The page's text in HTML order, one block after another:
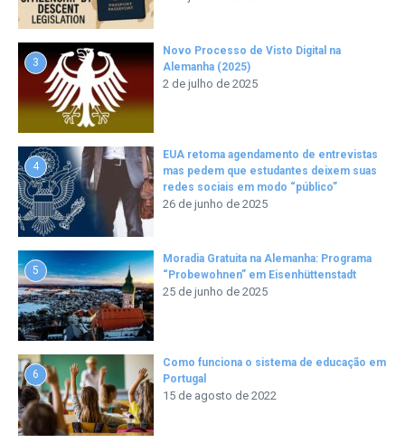
3
Novo Processo de Visto Digital na
Alemanha (2025)
2 de julho de 2025
4
EUA retoma agendamento de entrevistas
mas pedem que estudantes deixem suas
redes sociais em modo “público”
26 de junho de 2025
5
Moradia Gratuita na Alemanha: Programa
“Probewohnen” em Eisenhüttenstadt
25 de junho de 2025
6
Como funciona o sistema de educação em
Portugal
15 de agosto de 2022